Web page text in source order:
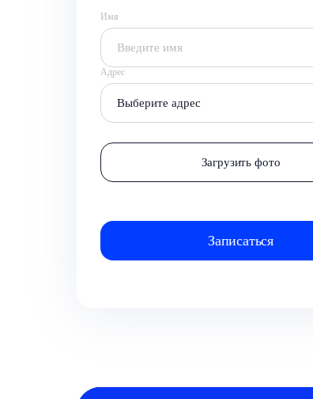
Имя
Адрес
Выберите адрес
Загрузить фото